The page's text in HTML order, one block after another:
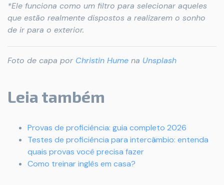
*Ele funciona como um filtro para selecionar aqueles
que estão realmente dispostos a realizarem o sonho
de ir para o exterior.
Foto de capa por Christin Hume na Unsplash
Leia também
Provas de proficiência: guia completo 2026
Testes de proficiência para intercâmbio: entenda
quais provas você precisa fazer
Como treinar inglês em casa?